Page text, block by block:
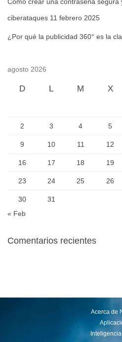
ciberataques 11 febrero 2025
¿Por qué la publicidad 360° es la
agosto 2026
D L M X
2 3 4 5
9 10 11 12
16 17 18 19
23 24 25 26
30
31
« Feb
Comentarios recientes
Acerca de